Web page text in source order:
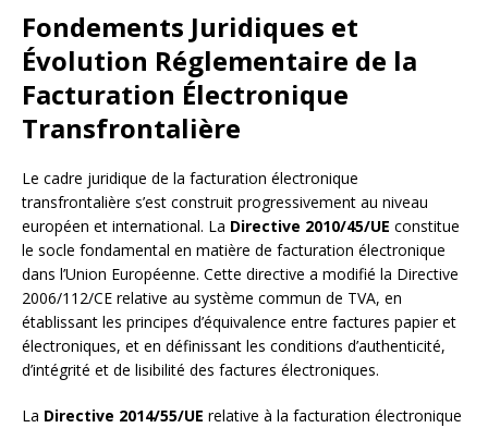
Fondements Juridiques et
Évolution Réglementaire de la
Facturation Électronique
Transfrontalière
Le cadre juridique de la facturation électronique
transfrontalière s’est construit progressivement au niveau
européen et international. La Directive 2010/45/UE constitue
le socle fondamental en matière de facturation électronique
dans l’Union Européenne. Cette directive a modifié la Directive
2006/112/CE relative au système commun de TVA, en
établissant les principes d’équivalence entre factures papier et
électroniques, et en définissant les conditions d’authenticité,
d’intégrité et de lisibilité des factures électroniques.
La Directive 2014/55/UE relative à la facturation électronique